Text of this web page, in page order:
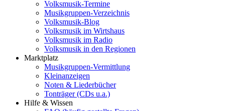
Volksmusik-Termine
Musikgruppen-Verzeichnis
Volksmusik-Blog
Volksmusik im Wirtshaus
Volksmusik im Radio
Volksmusik in den Regionen
Marktplatz
Musikgruppen-Vermittlung
Kleinanzeigen
Noten & Liederbücher
Tonträger (CDs u.a.)
Hilfe & Wissen